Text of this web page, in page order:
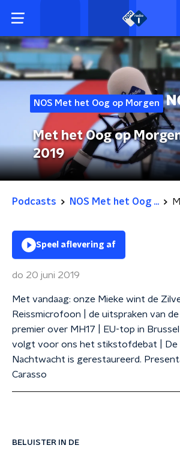
NOS Met het Oog op Morgen
Met het Oog op
2019
Podcasts NOS Met het Oog ...
BELUISTER IN DE
Speel aflevering af
do 20 juni 2019
Met vandaag: onze Mieke wint de
Reissmicrofoon | de uitspraken van
premier over MH17 | EU-top in
volgt voor ons het stikstofdebat | De
Nachtwacht is gerestaureerd.
Carasso